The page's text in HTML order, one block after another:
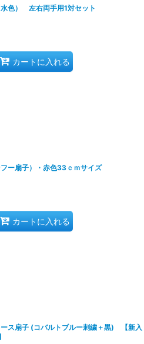
色） 左右両手用1対セット
カートに入れる
ー扇子）・赤色33ｃｍサイズ
カートに入れる
ス扇子 (コバルトブルー刺繍＋黒) 【新入